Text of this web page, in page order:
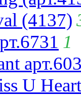
(4137)
1
U